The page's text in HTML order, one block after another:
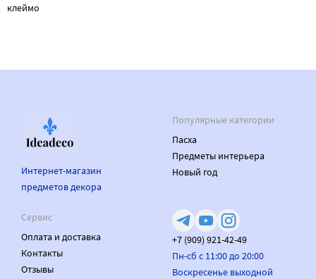
клеймо
Интернет-магазин
предметов декора
Популярные категории
Пасха
Предметы интерьера
Новый год
Сервис
Оплата и доставка
Контакты
Отзывы
+7 (909) 921-42-49
Пн-сб с 11:00 до 20:00
Воскресенье выходной